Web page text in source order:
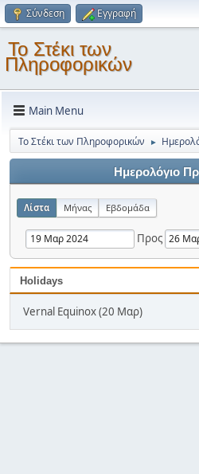
Σύνδεση Εγγραφή
Το Στέκι των
Πληροφορικών
Main Menu
Το Στέκι των Πληροφορικών ►
Ημερολόγιο
Λίστα Μήνας Εβδομάδα
Προς
Holidays
Vernal Equinox (20 Μαρ)